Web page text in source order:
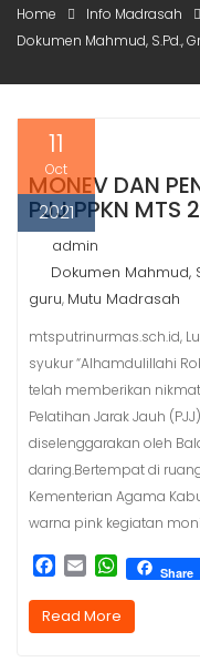
Home Info Madrasah
Dokumen Mahmud, S.Pd.,
11
Oct
2021
MONEV DAN
PJJ PPKN MTS
admin
Dokumen Mahmud,
guru, Mutu Madrasah
mtsputrinurmas.sch.id,
syukur “Alhamdulillahi
telah memberikan
Pelatihan Jarak Jauh
diselenggarakan oleh
daring.Bertempat di
Kementerian Agama
warna pink kegiatan
c
e
a
i
W
h
a
t
Share
Read More